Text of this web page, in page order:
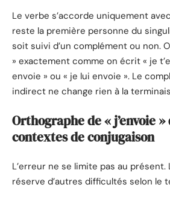
Le verbe s’accorde uniquement
reste la première personne du
soit suivi d’un complément ou non.
» exactement comme on écrit « je
envoie » ou « je lui envoie ». Le
indirect ne change rien à la
Orthographe de « j’envoie »
contextes de conjugaison
L’erreur ne se limite pas au présent.
réserve d’autres difficultés selon le